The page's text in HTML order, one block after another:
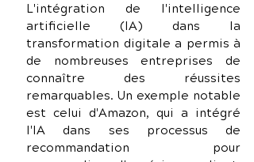
L'intégration de l'intelligence
artificielle (IA) dans la
transformation digitale a permis à
de nombreuses entreprises de
connaître des réussites
remarquables. Un exemple notable
est celui d'Amazon, qui a intégré
l'IA dans ses processus de
recommandation pour